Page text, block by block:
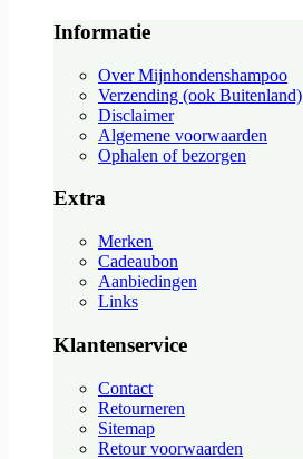
Informatie
Over Mijnhondenshampoo
Verzending (ook Buitenland)
Disclaimer
Algemene voorwaarden
Ophalen of bezorgen
Extra
Merken
Cadeaubon
Aanbiedingen
Links
Klantenservice
Contact
Retourneren
Sitemap
Retour voorwaarden